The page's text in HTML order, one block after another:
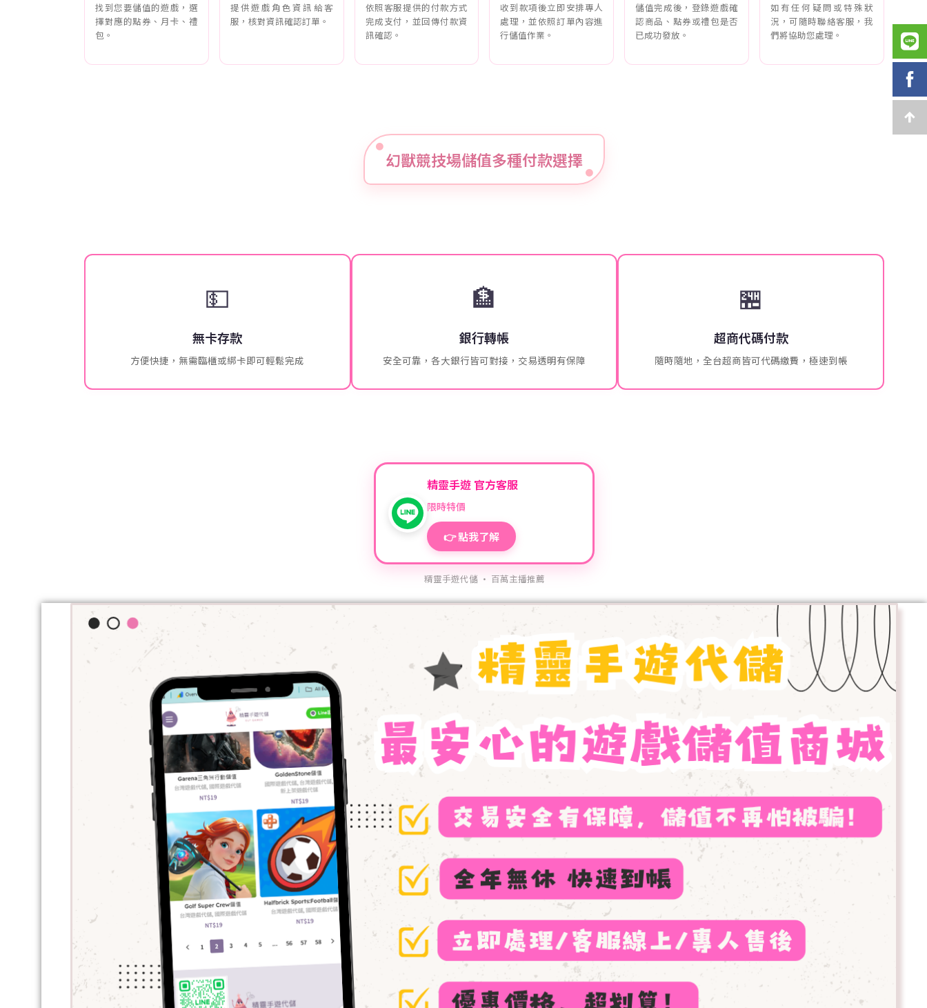
找到您要儲值的遊戲，選
擇對應的點券、月卡、禮
包。
提供遊戲角色資訊給客
服，核對資訊確認訂單。
依照客服提供的付款方式
完成支付，並回傳付款資
訊確認。
收到款項後立即安排專人
處理，並依照訂單內容進
行儲值作業。
儲值完成後，登錄遊戲確
認商品、點券或禮包是否
已成功發放。
如有任何疑問或特殊狀
況，可隨時聯絡客服，我
們將協助您處理。
幻獸競技場儲值多種付款選擇
💵
無卡存款
方便快捷，無需臨櫃或綁卡即可輕鬆完成
🏦
銀行轉帳
安全可靠，各大銀行皆可對接，交易透明有保障
🏪
超商代碼付款
隨時隨地，全台超商皆可代碼繳費，極速到帳
精靈手遊 官方客服
限時特價
👉 點我了解
精靈手遊代儲 · 百萬主播推薦